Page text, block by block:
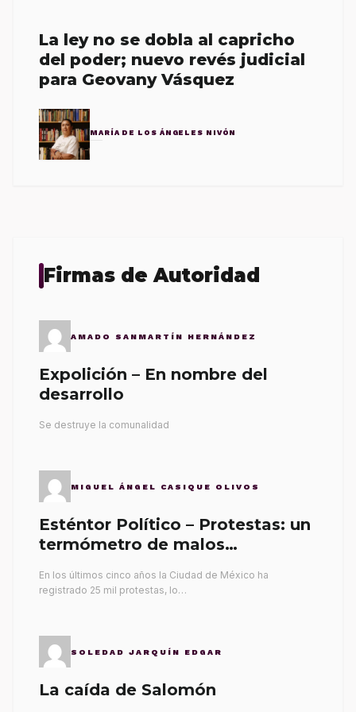
La ley no se dobla al capricho
del poder; nuevo revés judicial
para Geovany Vásquez
MARÍA DE LOS ÁNGELES NIVÓN
Firmas de Autoridad
AMADO SANMARTÍN HERNÁNDEZ
Expolición – En nombre del
desarrollo
Se destruye la comunalidad
MIGUEL ÁNGEL CASIQUE OLIVOS
Esténtor Político – Protestas: un
termómetro de malos
En los últimos cinco años la Ciudad de México ha
registrado 25 mil protestas, lo…
SOLEDAD JARQUÍN EDGAR
La caída de Salomón